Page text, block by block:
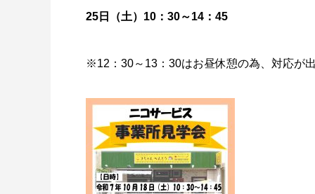
25日（土）10：30～14：45
※12：30～13：30はお昼休憩の為、対応が